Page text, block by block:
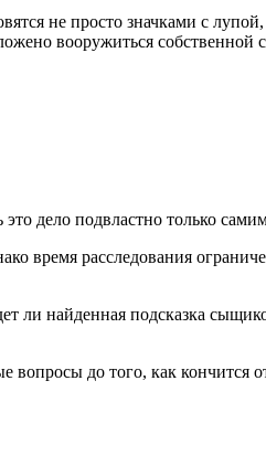
не просто значками с
вооружиться собственной
дело подвластно только
расследования
ли найденная подсказка
до того, как кончится